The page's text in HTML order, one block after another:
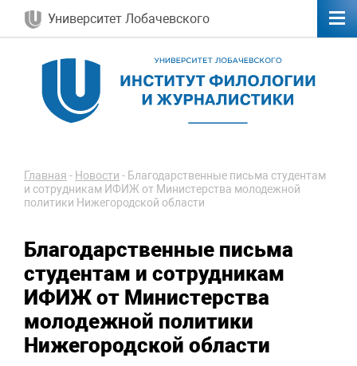
Университет Лобачевского
Главная - Новости - Благодарственные письма студентам
и сотрудникам ИФИЖ от Министерства молодежной
политики Нижегородской области
Благодарственные письма
студентам и сотрудникам
ИФИЖ от Министерства
молодежной политики
Нижегородской области